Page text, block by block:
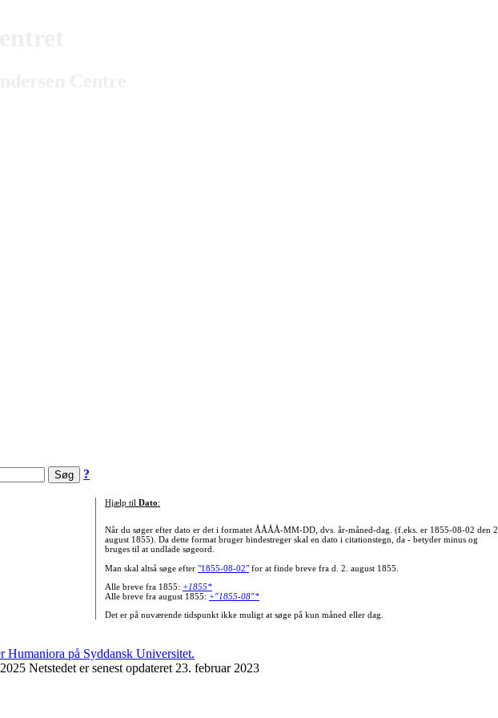
?
Hjælp til Dato:
Når du søger efter dato er det i formatet ÅÅÅÅ-MM-DD, dvs. år-måned-dag. (f.eks. er 1855-08-02 den 2.
august 1855). Da dette format bruger bindestreger skal en dato i citationstegn, da - betyder minus og
bruges til at undlade søgeord.
Man skal altså søge efter "1855-08-02"for at finde breve fra d. 2. august 1855.
Alle breve fra 1855: +1855*
Alle breve fra august 1855: +"1855-08"*
Det er på nuværende tidspunkt ikke muligt at søge på kun måned eller dag.
Netstedet er senest opdateret 23. februar 2023